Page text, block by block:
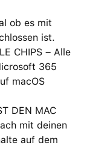
ob es mit
ist.
CHIPS – Alle
365
macOS
DEN MAC
mit deinen
auf dem